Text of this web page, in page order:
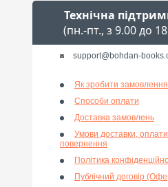
Технічна
(пн.-пт., з 9.00 до
support@bohdan-
Як зробити
Способи оплати
Доставка замовлень
Умови доставки, оплати
повернення
Політика
Публічний договір